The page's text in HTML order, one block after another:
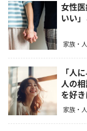
女性
いい
家族・
「人
人の
を好
家族・